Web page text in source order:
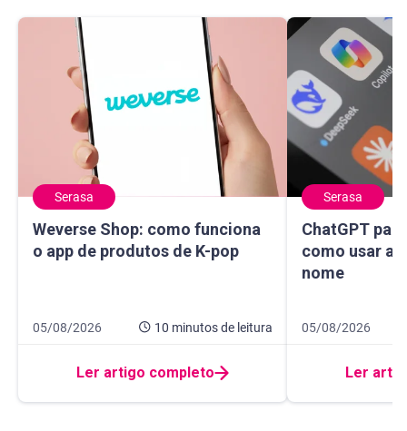
Serasa
Weverse Shop: como funciona
o app de produtos de K-pop
Weverse Shop: como funciona o app de produtos de K-pop
Data de publicação 5 de agosto de 2026
05/08/2026 10 minutosde leitura
10 minutos de leitura
Ler artigo completo
Serasa
ChatGPT
como usar a
nome
ChatGPT para
Data de
05/08/2026
14 minutos de
Ler